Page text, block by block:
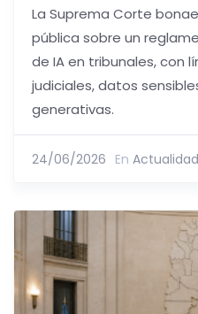
La Suprema Corte
pública sobre un
de IA en tribunales, con
judiciales, datos
generativas.
24/06/2026 En